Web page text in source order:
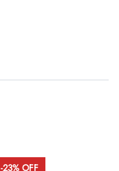
-23% OFF